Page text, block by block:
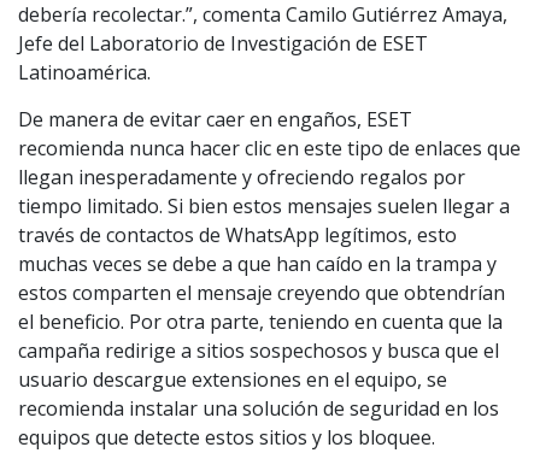
debería recolectar.”, comenta Camilo Gutiérrez Amaya,
Jefe del Laboratorio de Investigación de ESET
Latinoamérica.
De manera de evitar caer en engaños, ESET
recomienda nunca hacer clic en este tipo de enlaces que
llegan inesperadamente y ofreciendo regalos por
tiempo limitado. Si bien estos mensajes suelen llegar a
través de contactos de WhatsApp legítimos, esto
muchas veces se debe a que han caído en la trampa y
estos comparten el mensaje creyendo que obtendrían
el beneficio. Por otra parte, teniendo en cuenta que la
campaña redirige a sitios sospechosos y busca que el
usuario descargue extensiones en el equipo, se
recomienda instalar una solución de seguridad en los
equipos que detecte estos sitios y los bloquee.